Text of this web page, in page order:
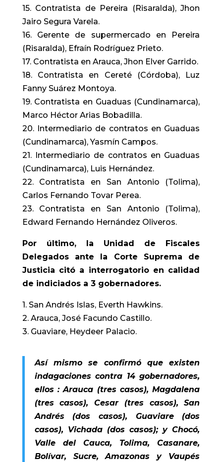
15. Contratista de Pereira (Risaralda), Jhon
Jairo Segura Varela.
16. Gerente de supermercado en Pereira
(Risaralda), Efraín Rodríguez Prieto.
17. Contratista en Arauca, Jhon Elver Garrido.
18. Contratista en Cereté (Córdoba), Luz
Fanny Suárez Montoya.
19. Contratista en Guaduas (Cundinamarca),
Marco Héctor Arias Bobadilla.
20. Intermediario de contratos en Guaduas
(Cundinamarca), Yasmín Campos.
21. Intermediario de contratos en Guaduas
(Cundinamarca), Luis Hernández.
22. Contratista en San Antonio (Tolima),
Carlos Fernando Tovar Perea.
23. Contratista en San Antonio (Tolima),
Edward Fernando Hernández Oliveros.
Por último, la Unidad de Fiscales
Delegados ante la Corte Suprema de
Justicia citó a interrogatorio en calidad
de indiciados a 3 gobernadores.
1. San Andrés Islas, Everth Hawkins.
2. Arauca, José Facundo Castillo.
3. Guaviare, Heydeer Palacio.
Así mismo se confirmó que existen
indagaciones contra 14 gobernadores,
ellos : Arauca (tres casos), Magdalena
(tres casos), Cesar (tres casos), San
Andrés (dos casos), Guaviare (dos
casos), Vichada (dos casos); y Chocó,
Valle del Cauca, Tolima, Casanare,
Bolívar, Sucre, Amazonas y Vaupés